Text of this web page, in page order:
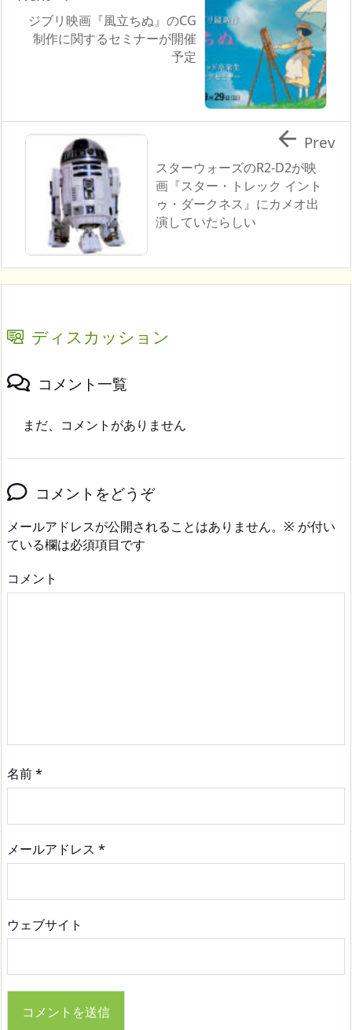
ジブリ映画『風立ちぬ』のCG
制作に関するセミナーが開催
予定
スターウォーズのR2-D2が映
画『スター・トレック イント
ゥ・ダークネス』にカメオ出
演していたらしい
 Prev
ディスカッション
コメント一覧
まだ、コメントがありません
コメントをどうぞ
メールアドレスが公開されることはありません。 ※ が付い
ている欄は必須項目です
コメント
名前*
メールアドレス *
ウェブサイト